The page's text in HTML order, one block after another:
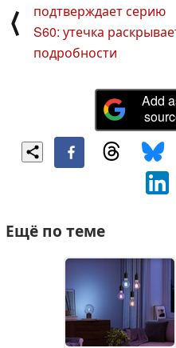
⟨
подтверждает серию
S60: утечка
подробности
Add
Ещё по теме